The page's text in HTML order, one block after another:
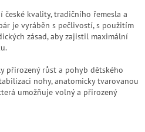
české kvality, tradičního řemesla a
je vyráběn s pečlivostí, s použitím
zásad, aby zajistil maximální
přirozený růst a pohyb dětského
nohy, anatomicky tvarovanou
umožňuje volný a přirozený